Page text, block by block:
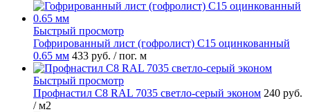
Быстрый просмотр
Гофрированный лист (гофролист) С15 оцинкованный
0.65 мм 433 руб. / пог. м
Быстрый просмотр
Профнастил С8 RAL 7035 светло-серый эконом 240 руб.
/ м2